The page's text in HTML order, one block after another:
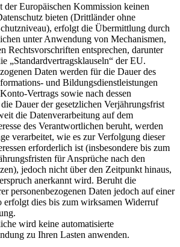
der Europäischen Kommission keinen
bieten (Drittländer ohne
erfolgt die Übermittlung durch
unter Anwendung von Mechanismen,
Rechtsvorschriften entsprechen, darunter
„Standardvertragsklauseln“ der EU.
Daten werden für die Dauer des
und Bildungsdienstleistungen
Vertrags sowie nach dessen
Dauer der gesetzlichen Verjährungsfrist
die Datenverarbeitung auf dem
des Verantwortlichen beruht, werden
verarbeitet, wie es zur Verfolgung dieser
erforderlich ist (insbesondere bis zum
für Ansprüche nach den
jedoch nicht über den Zeitpunkt hinaus,
anerkannt wird. Beruht die
personenbezogenen Daten jedoch auf einer
dies bis zum wirksamen Widerruf
wird keine automatisierte
zu Ihren Lasten anwenden.